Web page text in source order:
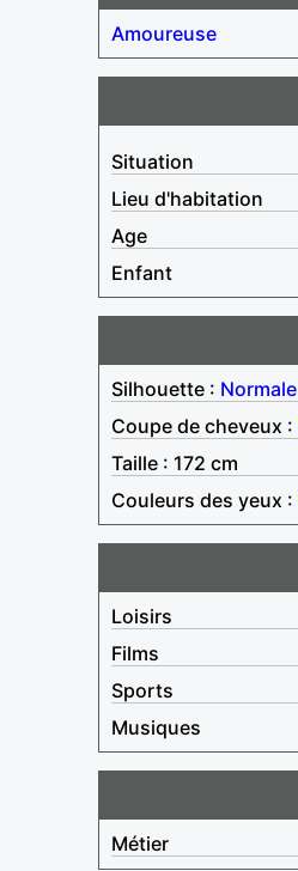
Amoureuse
Situation
Lieu d'habitation
Age
Enfant
Silhouette : Normale
Coupe de cheveux :
Taille : 172 cm
Couleurs des yeux :
Loisirs
Films
Sports
Musiques
Métier